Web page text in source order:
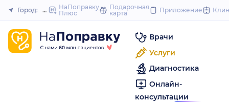
to
Закрыть
Город: Нефтекамск
НаПоправку
Плюс
Подарочная
карта
Приложение
Врачи
Услуги
Диагностика
Онлайн-
консультации